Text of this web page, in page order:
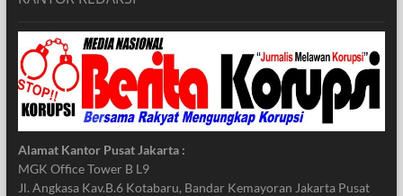
Alamat Kantor Pusat Jakarta :
MGK Office Tower B L9
Jl. Angkasa Kav.B.6 Kotabaru, Bandar Kemayoran Jakarta Pusat